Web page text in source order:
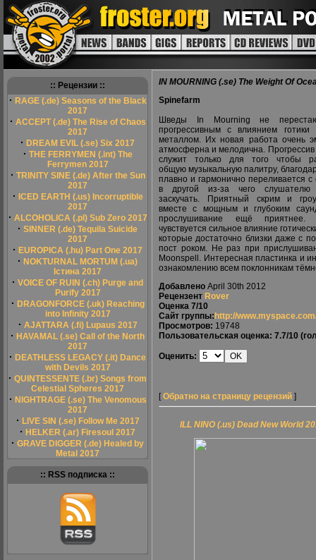
:: Рецензии ::
· RAGE (.de) Seasons of the Black
2017
· ACCEPT (.de) The Rise of Chaos
2017
· DREAM EVIL (.se) Six 2017
· THE FERRYMEN (.int) The
Ferrymen 2017
· TRINITY SINE (.de) After the Sun
2017
· ICED EARTH (.us) Incorruptible
2017
· ALCOHOLICA (.pl) Sub Zero 2017
· SINNER (.de) Tequila Suicide
2017
· EUROPICA (.hu) Part One 2017
· NOKTURNAL MORTUM (.ua)
Істина 2017
· VOICE OF RUIN (.ch) Purge and
Purify 2017
· DRAGONFORCE (.uk) Reaching
into Infinity 2017
· AJATTARA (.fi) Lupaus 2017
· HAVAMAL (.se) Call of the North
2017
· DEATHLESS LEGACY (.it) Dance
with Devils 2017
· QUINTESSENTE (.br) Songs from
Celestial Spheres 2017
· NIGHTRAGE (.se) The Venomous
2017
· LIVE SIN (.se) Follow Me 2017
· HELKER (.ar) Firesoul 2017
· GRAVE DIGGER (.de) Healed by
Metal 2017
:: RSS подписка ::
IN MOURNING (.se) The Weight Of
Spinefarm
Шведы In Mourning не
прогрессивным с влиянием готики
металлом. Их новая работа очень
атмосферна и мелодична. Прогрессив
служит только для того чтобы
общую музыкальную палитру,
плавно и гармонично переливается с
в другой из-за чего слушателю
заскучать. Приятный скрим и
вместе с мощным и глубоким
прослушивание ещё
чувствуется сильное влияние
которые достаточно близки даже с
пост роком. Не раз при
Moonspell. Интересная пластинка и
ознакомлению всем поклонникам
Добавлено April 30th 2012
Рецензент Rover
Оценка 7/10
Сайт группы: http://
Просмотров: 19748
Пользовательская оценка: 7.7/10
Оценить:
[Обратно на страницу рецензий ]
ILL NINO (.us) Dead New World